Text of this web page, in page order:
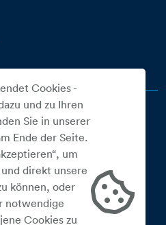
Cookies -
und zu Ihren
Sie in unserer
Ende der Seite.
um
direkt unsere
können, oder
notwendige
Cookies zu